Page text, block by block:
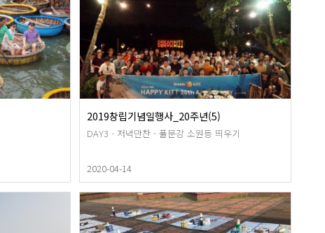
2019창립기념일행사_20주년(5)
DAY3 - 저녁만찬 - 풀문강 소원등 띄우기
2020-04-14